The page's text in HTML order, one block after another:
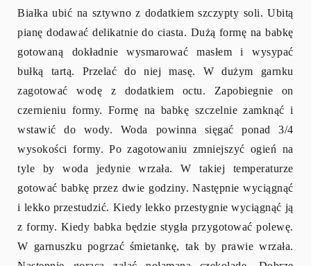
Białka ubić na sztywno z dodatkiem szczypty soli. Ubitą
pianę dodawać delikatnie do ciasta. Dużą formę na babkę
gotowaną dokładnie wysmarować masłem i wysypać
bułką tartą. Przelać do niej masę. W dużym garnku
zagotować wodę z dodatkiem octu. Zapobiegnie on
czernieniu formy. Formę na babkę szczelnie zamknąć i
wstawić do wody. Woda powinna sięgać ponad 3/4
wysokości formy. Po zagotowaniu zmniejszyć ogień na
tyle by woda jedynie wrzała. W takiej temperaturze
gotować babkę przez dwie godziny. Następnie wyciągnąć
i lekko przestudzić. Kiedy lekko przestygnie wyciągnąć ją
z formy. Kiedy babka będzie stygła przygotować polewę.
W garnuszku pogrzać śmietankę, tak by prawie wrzała.